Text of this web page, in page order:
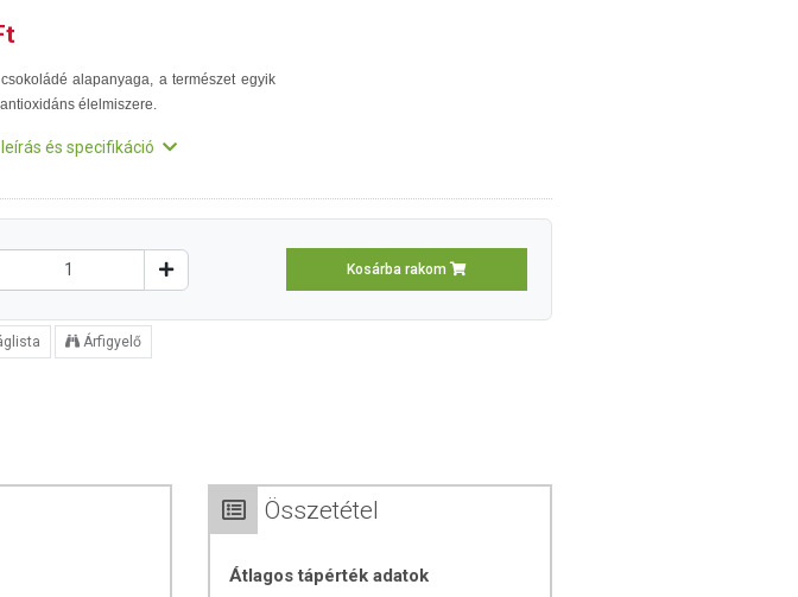
alapanyaga, a természet egyik
élelmiszere.
és specifikáció
Kosárba rakom
Árfigyelő
Összetétel
Átlagos tápérték adatok